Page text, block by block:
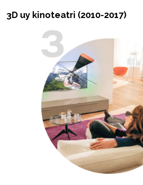
3D uy kinoteatri (2010-2017)